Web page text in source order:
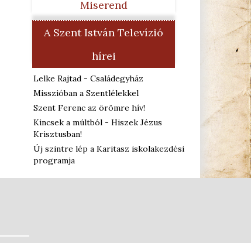
Miserend
A Szent István Televízió
hírei
Lelke Rajtad - Családegyház
Misszióban a Szentlélekkel
Szent Ferenc az örömre hív!
Kincsek a múltból - Hiszek Jézus
Krisztusban!
Új szintre lép a Karitasz iskolakezdési
programja